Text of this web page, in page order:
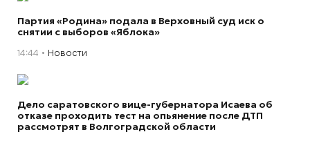
Партия «Родина» подала в Верховный суд иск о
снятии с выборов «Яблока»
14:44 Новости
Дело саратовского вице-губернатора Исаева об
отказе проходить тест на опьянение после ДТП
рассмотрят в Волгоградской области